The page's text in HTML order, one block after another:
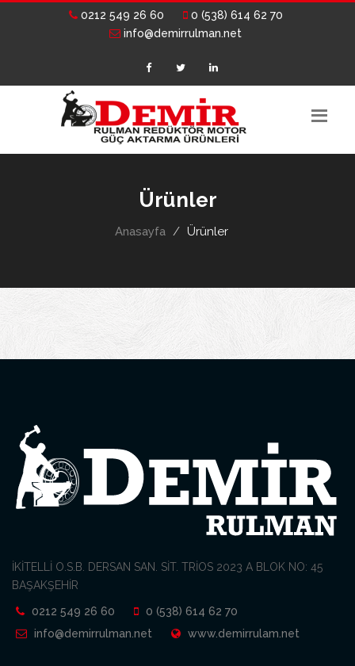
0212 549 26 60
0 (538) 614 62 70
info@demirrulman.net
Ürünler
Anasayfa Ürünler
İKİTELLİ O.S.B. DERSAN SAN. SİT. TRİOS 2023 A BLOK NO: 45
BAŞAKŞEHİR
0212 549 26 60
0 (538) 614 62 70
info@demirrulman.net
www.demirrulam.net